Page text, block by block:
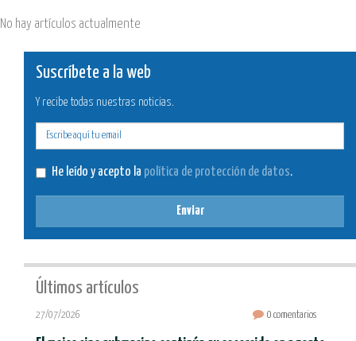
No hay artículos actualmente
Suscríbete a la web
Y recibe todas nuestras noticias.
He leído y acepto la política de protección de datos.
Enviar
Últimos artículos
27/07/2026 0 comentarios